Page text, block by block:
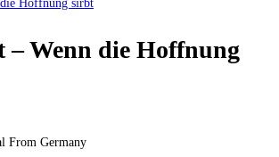
– Wenn die Hoffnung
From Germany